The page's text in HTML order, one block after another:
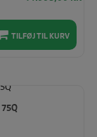
TILFØJ TIL KURV